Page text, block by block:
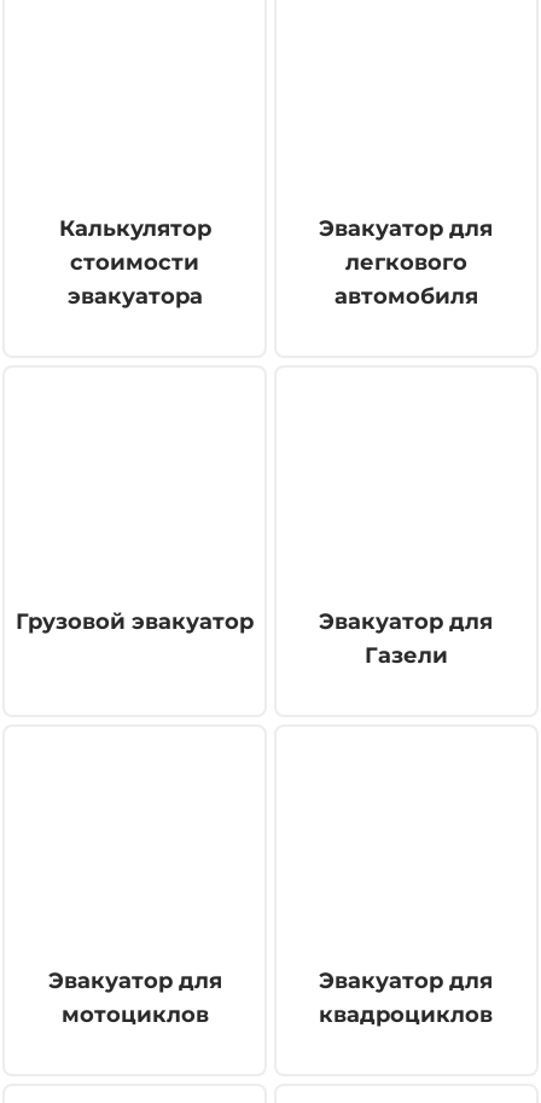
Калькулятор
стоимости
эвакуатора
Эвакуатор для
легкового
автомобиля
Грузовой эвакуатор
Эвакуатор для
Газели
Эвакуатор для
мотоциклов
Эвакуатор для
квадроциклов